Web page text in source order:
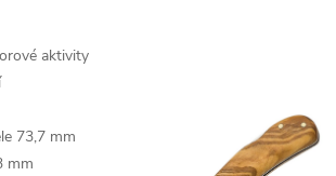
aktivity
73,7 mm
mm